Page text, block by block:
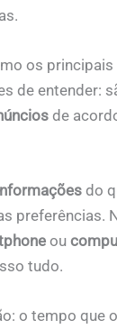
os principais
de entender:
de
do
preferências.
ou
tudo.
o tempo que o